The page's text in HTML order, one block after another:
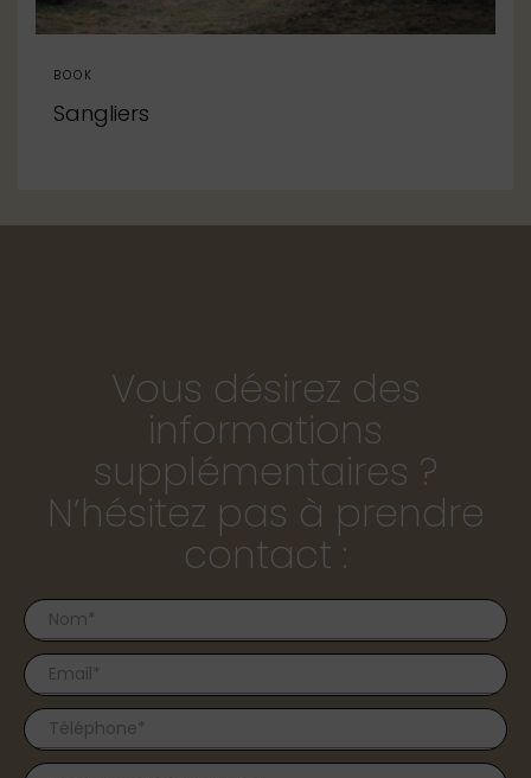
BOOK
Sangliers
Vous désirez des
informations
supplémentaires ?
N’hésitez pas à prendre
contact :